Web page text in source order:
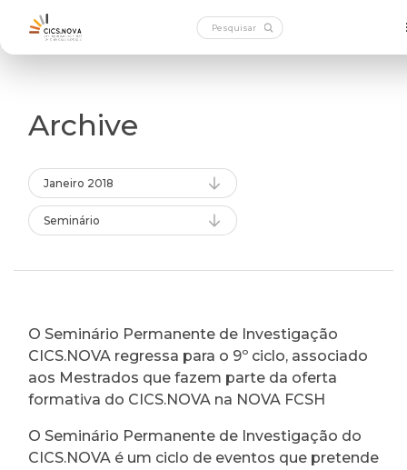
Archive
Janeiro 2018
Seminário
O Seminário Permanente de Investigação
CICS.NOVA regressa para o 9º ciclo, associado
aos Mestrados que fazem parte da oferta
formativa do CICS.NOVA na NOVA FCSH
O Seminário Permanente de Investigação do
CICS.NOVA é um ciclo de eventos que pretende